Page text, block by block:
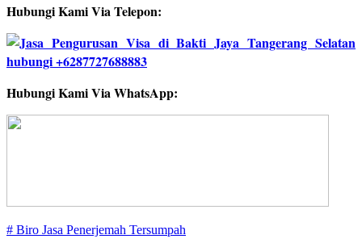
Hubungi Kami Via Telepon:
Hubungi Kami Via WhatsApp:
# Biro Jasa Penerjemah Tersumpah